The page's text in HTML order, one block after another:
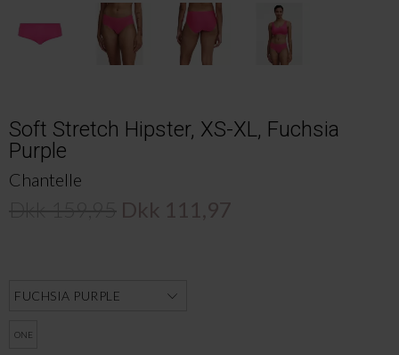
Soft Stretch Hipster, XS-XL, Fuchsia
Purple
Chantelle
Dkk 111,97
ONE